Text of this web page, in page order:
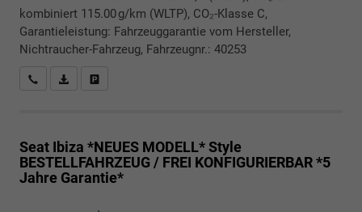
kombiniert 115.00 g/km (WLTP), CO₂-Klasse C,
Garantieleistung: Fahrzeuggarantie vom Hersteller,
Nichtraucher-Fahrzeug, Fahrzeugnr.: 40253
Rückrufbitte absenden
PDF-Datei, Fahrzeugexposé drucken
Seat Ibiza *NEUES MODELL*Style
BESTELLFAHRZEUG / FREI KONFIGURIERBAR *5
Jahre Garantie*